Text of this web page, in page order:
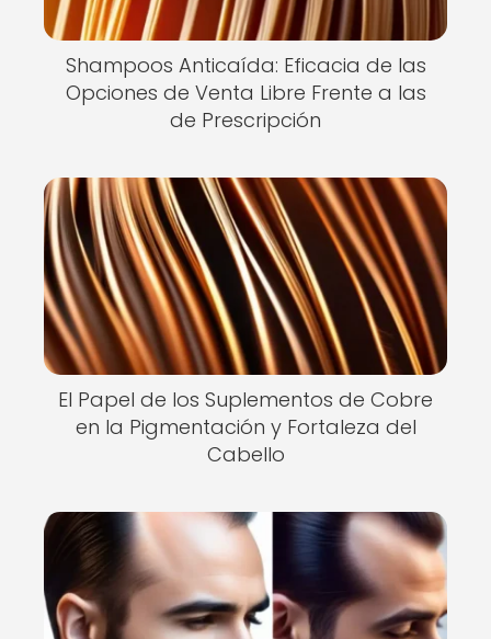
Shampoos Anticaída: Eficacia de las
Opciones de Venta Libre Frente a las
de Prescripción
El Papel de los Suplementos de Cobre
en la Pigmentación y Fortaleza del
Cabello